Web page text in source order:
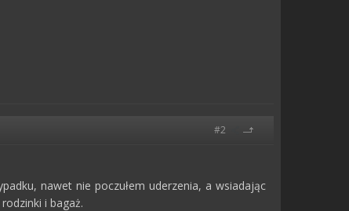
#2
nawet nie poczułem uderzenia, a wsiadając
i bagaż.